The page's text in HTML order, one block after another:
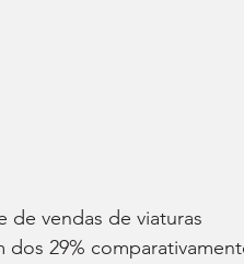
de vendas de viaturas
dos 29%